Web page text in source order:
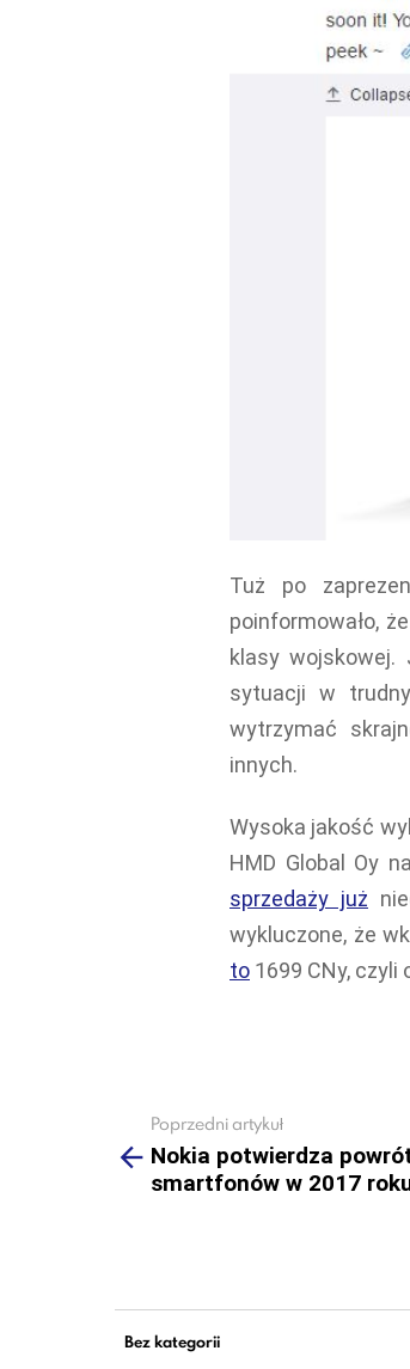
Tuż po
poinformowało,
klasy
sytuacji w
wytrzymać
innych.
Wysoka jakość
HMD Global Oy
sprzedaży już
wykluczone, że
to 1699 CNy, czyli
more
Poprzedni artykuł
Nokia potwierdza
smartfonów w 2017
Bez kategorii